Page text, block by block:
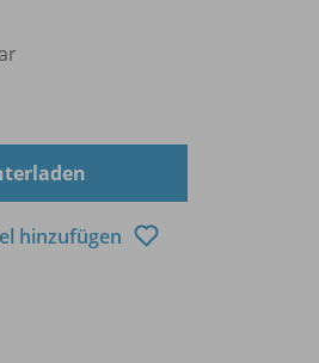
hinzufügen